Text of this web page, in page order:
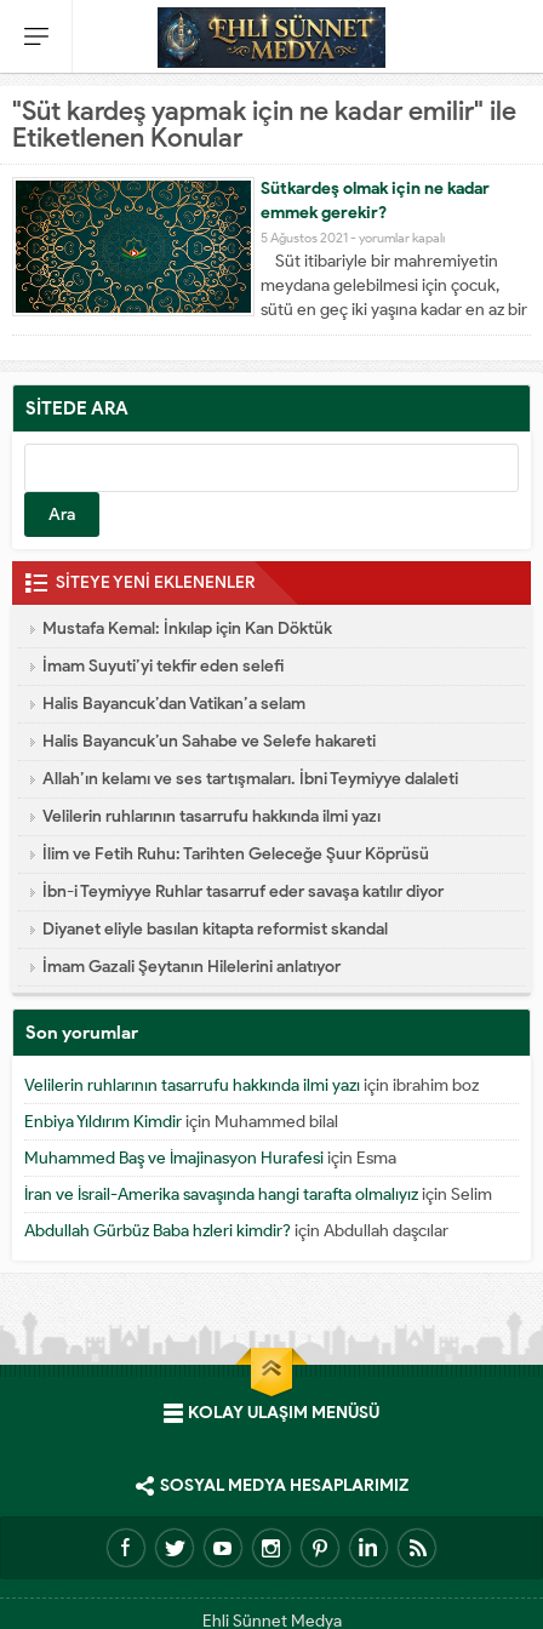
"Süt kardeş yapmak için ne kadar emilir" ile
Etiketlenen Konular
Sütkardeş olmak için ne kadar
emmek gerekir?
5 Ağustos 2021 - yorumlar kapalı
Süt itibariyle bir mahremiyetin
meydana gelebilmesi için çocuk,
sütü en geç iki yaşına kadar en az bir
defa emmiş olması gerekir. Bu
emmekten kasıt, memenin ağza
verilmiş olması değildir. Süt,
ulaşmış olmalıdır. Süt...
SİTEDE ARA
SİTEYE YENİ EKLENENLER
Mustafa Kemal: İnkılap için Kan Döktük
İmam Suyuti’yi tekfir eden selefi
Halis Bayancuk’dan Vatikan’a selam
Halis Bayancuk’un Sahabe ve Selefe hakareti
Allah’ın kelamı ve ses tartışmaları. İbni Teymiyye dalaleti
Velilerin ruhlarının tasarrufu hakkında ilmi yazı
İlim ve Fetih Ruhu: Tarihten Geleceğe Şuur Köprüsü
İbn-i Teymiyye Ruhlar tasarruf eder savaşa katılır diyor
Diyanet eliyle basılan kitapta reformist skandal
İmam Gazali Şeytanın Hilelerini anlatıyor
Son yorumlar
Velilerin ruhlarının tasarrufu hakkında ilmi yazıiçin ibrahim boz
Enbiya Yıldırım Kimdiriçin Muhammed bilal
Muhammed Baş ve İmajinasyon Hurafesiiçin Esma
İran ve İsrail-Amerika savaşında hangi tarafta olmalıyıziçin Selim
Abdullah Gürbüz Baba hzleri kimdir?için Abdullah daşcılar
KOLAY ULAŞIM MENÜSÜ
SOSYAL MEDYA HESAPLARIMIZ
Ehli Sünnet Medya